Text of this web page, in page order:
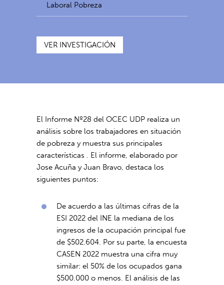
Laboral Pobreza
VER INVESTIGACIÓN
El Informe Nº28 del OCEC UDP realiza un
análisis sobre los trabajadores en situación
de pobreza y muestra sus principales
características . El informe, elaborado por
Jose Acuña y Juan Bravo, destaca los
siguientes puntos:
De acuerdo a las últimas cifras de la
ESI 2022 del INE la mediana de los
ingresos de la ocupación principal fue
de $502.604. Por su parte, la encuesta
CASEN 2022 muestra una cifra muy
similar: el 50% de los ocupados gana
$500.000 o menos. El análisis de las